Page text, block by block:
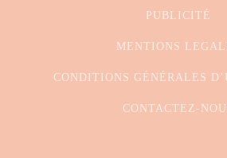
PUBLICITÉ
MENTIONS
CONDITIONS GÉNÉRALES
CONTACTEZ-